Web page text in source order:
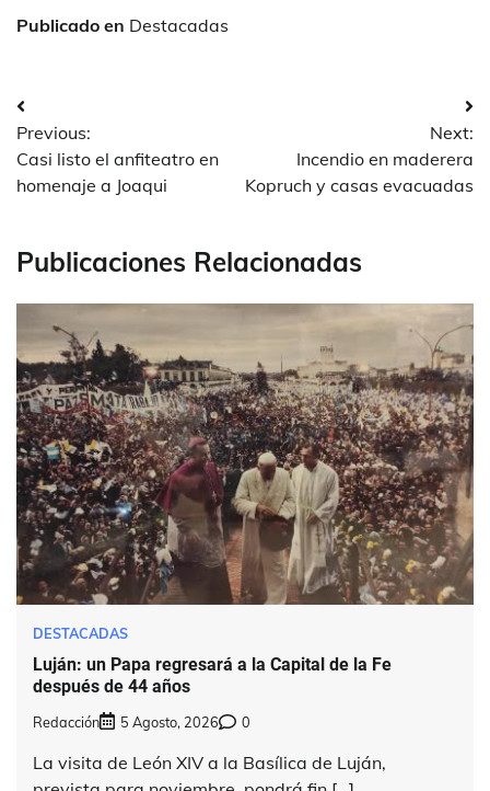
Publicado en Destacadas
Navegación
de
entradas
Previous:
Casi listo el anfiteatro en
homenaje a Joaqui
Next:
Incendio en maderera
Kopruch y casas evacuadas
Publicaciones Relacionadas
DESTACADAS
Luján: un Papa regresará a la Capital de la Fe
después de 44 años
Redacción 5 Agosto, 2026 0
La visita de León XIV a la Basílica de Luján,